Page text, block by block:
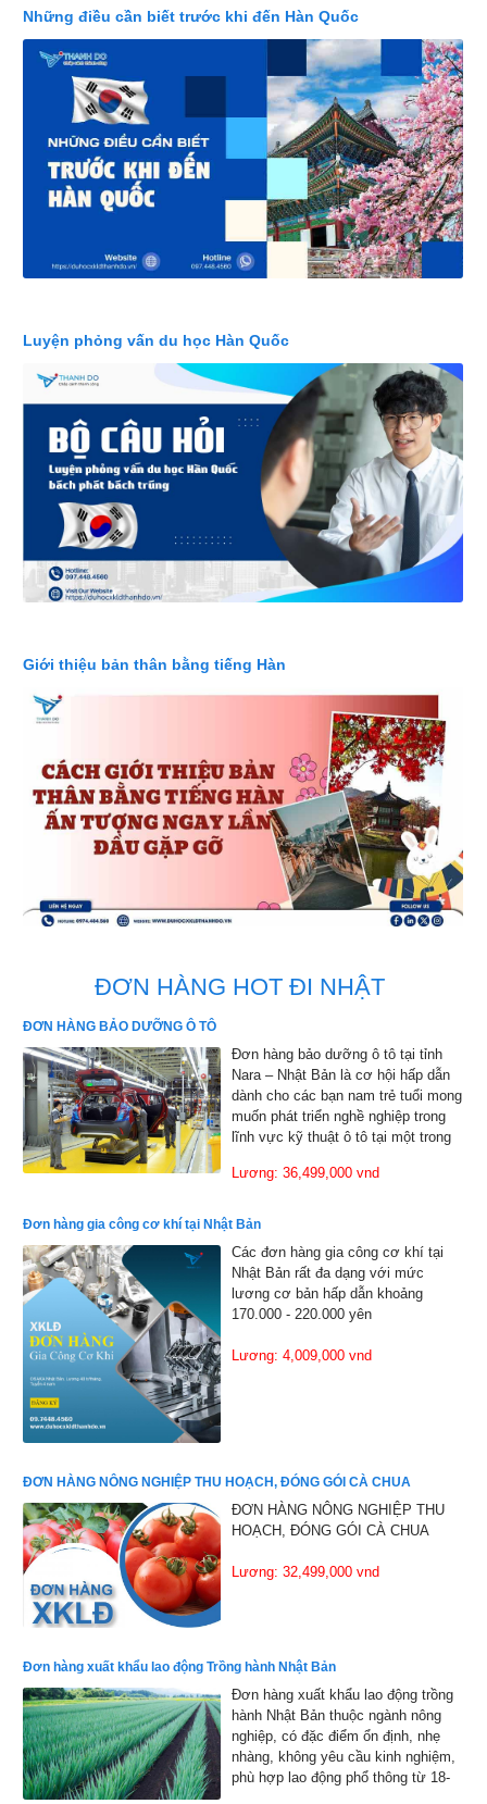
Những điều cần biết trước khi đến Hàn Quốc
Luyện phỏng vấn du học Hàn Quốc
Giới thiệu bản thân bằng tiếng Hàn
ĐƠN HÀNG HOT ĐI NHẬT
ĐƠN HÀNG BẢO DƯỠNG Ô TÔ
Đơn hàng bảo dưỡng ô tô tại tỉnh
Nara – Nhật Bản là cơ hội hấp dẫn
dành cho các bạn nam trẻ tuổi mong
muốn phát triển nghề nghiệp trong
lĩnh vực kỹ thuật ô tô tại một trong
tiên tiến hàng đầu thế giớ
Lương: 36,499,000 vnd
Đơn hàng gia công cơ khí tại Nhật Bản
Các đơn hàng gia công cơ khí tại
Nhật Bản rất đa dạng với mức
lương cơ bản hấp dẫn khoảng
170.000 - 220.000 yên
Lương: 4,009,000 vnd
ĐƠN HÀNG NÔNG NGHIỆP THU HOẠCH, ĐÓNG GÓI CÀ CHUA
ĐƠN HÀNG NÔNG NGHIỆP THU
HOẠCH, ĐÓNG GÓI CÀ CHUA
Lương: 32,499,000 vnd
Đơn hàng xuất khẩu lao động Trồng hành Nhật Bản
Đơn hàng xuất khẩu lao động trồng
hành Nhật Bản thuộc ngành nông
nghiệp, có đặc điểm ổn định, nhẹ
nhàng, không yêu cầu kinh nghiệm,
phù hợp lao động phổ thông từ 18-